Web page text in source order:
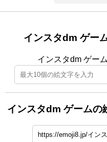
インス
インス
インスタdm